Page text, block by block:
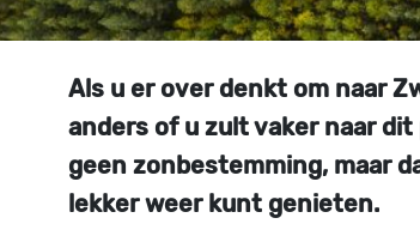
Als u er over denkt om naar
anders of u zult vaker naar
geen zonbestemming, maar
lekker weer kunt genieten.